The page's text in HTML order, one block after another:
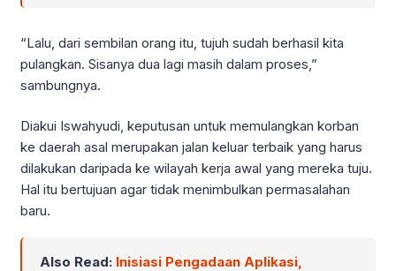
“Lalu, dari sembilan orang itu, tujuh sudah berhasil kita
pulangkan. Sisanya dua lagi masih dalam proses,”
sambungnya.
Diakui Iswahyudi, keputusan untuk memulangkan korban
ke daerah asal merupakan jalan keluar terbaik yang harus
dilakukan daripada ke wilayah kerja awal yang mereka tuju.
Hal itu bertujuan agar tidak menimbulkan permasalahan
baru.
Also Read: Inisiasi Pengadaan Aplikasi,